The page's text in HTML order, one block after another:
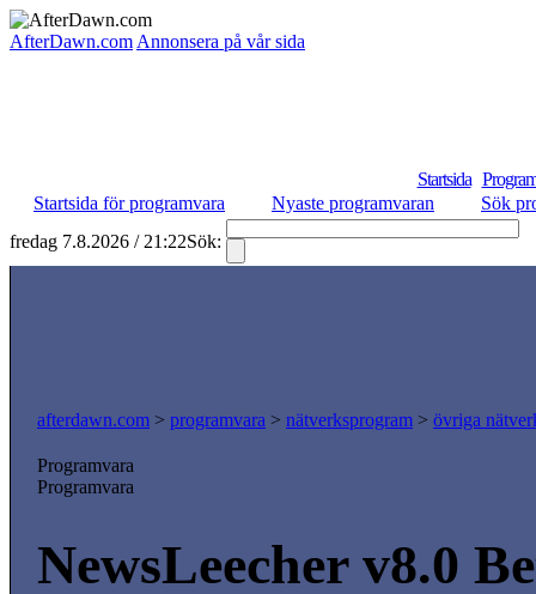
AfterDawn.com Annonsera på vår sida
Startsida
Startsida för programvara
Nyaste programvaran
Sök
fredag 7.8.2026 / 21:22Sök:
afterdawn.com > programvara > nätverksprogram > övriga
Programvara
Programvara
NewsLeecher v8.0